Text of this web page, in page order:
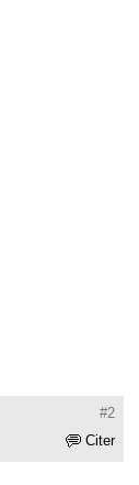
#2
Citer